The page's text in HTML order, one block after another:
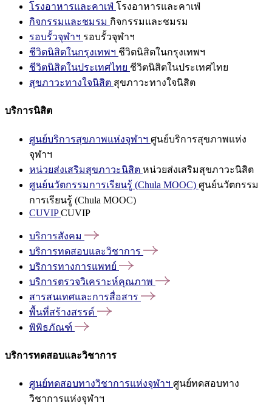
โรงอาหารและคาเฟ่ โรงอาหารและคาเฟ่
กิจกรรมและชมรม กิจกรรมและชมรม
รอบรั้วจุฬาฯ รอบรั้วจุฬาฯ
ชีวิตนิสิตในกรุงเทพฯ ชีวิตนิสิตในกรุงเทพฯ
ชีวิตนิสิตในประเทศไทย ชีวิตนิสิตในประเทศไทย
สุขภาวะทางใจนิสิต สุขภาวะทางใจนิสิต
บริการนิสิต
ศูนย์บริการสุขภาพแห่งจุฬาฯ ศูนย์บริการสุขภาพแห่ง
จุฬาฯ
หน่วยส่งเสริมสุขภาวะนิสิต หน่วยส่งเสริมสุขภาวะนิสิต
ศูนย์นวัตกรรมการเรียนรู้ (Chula MOOC) ศูนย์นวัตกรรม
การเรียนรู้ (Chula MOOC)
CUVIPCUVIP
บริการสังคม
บริการทดสอบและวิชาการ
บริการทางการแพทย์
บริการตรวจวิเคราะห์คุณภาพ
สารสนเทศและการสื่อสาร
พื้นที่สร้างสรรค์
พิพิธภัณฑ์
บริการทดสอบและวิชาการ
ศูนย์ทดสอบทางวิชาการแห่งจุฬาฯ ศูนย์ทดสอบทาง
วิชาการแห่งจุฬาฯ